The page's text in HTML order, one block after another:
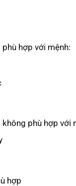
hợp với mệnh:
phù hợp với
hợp